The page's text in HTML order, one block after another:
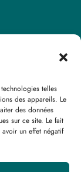
telles
des appareils. Le
des données
sur ce site. Le fait
un effet négatif
“Expert”